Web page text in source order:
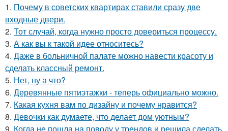
1. Почему в советских квартирах ставили сразу две
входные двери.
2. Тот случай, когда нужно просто довериться процессу.
3. А как вы к такой идее относитесь?
4. Даже в больничной палате можно навести красоту и
сделать классный ремонт.
5. Нет, ну а что?
6. Деревянные пятиэтажки - теперь официально можно.
7. Какая кухня вам по дизайну и почему нравится?
8. Девочки как думаете, что делает дом уютным?